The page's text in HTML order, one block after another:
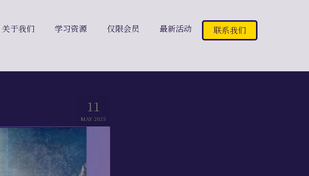
关于我们 学习资源 仅限会员 最新活动 联系我们
11
MAY 2025